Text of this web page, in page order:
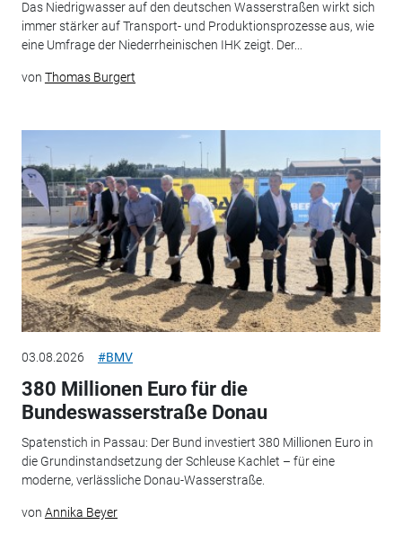
Das Niedrigwasser auf den deutschen Wasserstraßen wirkt sich
immer stärker auf Transport- und Produktionsprozesse aus, wie
eine Umfrage der Niederrheinischen IHK zeigt. Der...
von Thomas Burgert
03.08.2026 #BMV
380 Millionen Euro für die
Bundeswasserstraße Donau
Spatenstich in Passau: Der Bund investiert 380 Millionen Euro in
die Grundinstandsetzung der Schleuse Kachlet – für eine
moderne, verlässliche Donau-Wasserstraße.
von Annika Beyer